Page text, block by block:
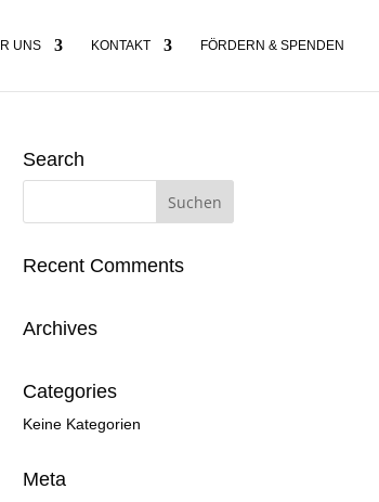
UNS KONTAKT FÖRDERN & SPENDEN
Search
Recent Comments
Archives
Categories
Keine Kategorien
Meta